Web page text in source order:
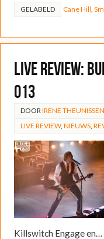
GELABELD Cane Hill
LIVE
013
DOOR IRENE THEUNISSEN
LIVE REVIEW, NIEUWS,
Killswitch Engage en…